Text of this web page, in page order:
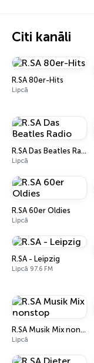
Citi kanāli
R.SA 80er-Hits
Lipcā
R.SA Das Beatles Radio
Lipcā
R.SA 60er Oldies
Lipcā
R.SA - Leipzig
Lipcā 97.6 FM
R.SA Musik Mix nonstop
Lipcā